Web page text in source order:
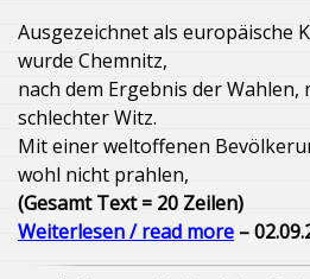
Ausgezeichnet als europäische
wurde Chemnitz,
nach dem Ergebnis der Wahlen,
schlechter Witz.
Mit einer weltoffenen
wohl nicht prahlen,
(Gesamt Text = 20 Zeilen)
Weiterlesen / read more –